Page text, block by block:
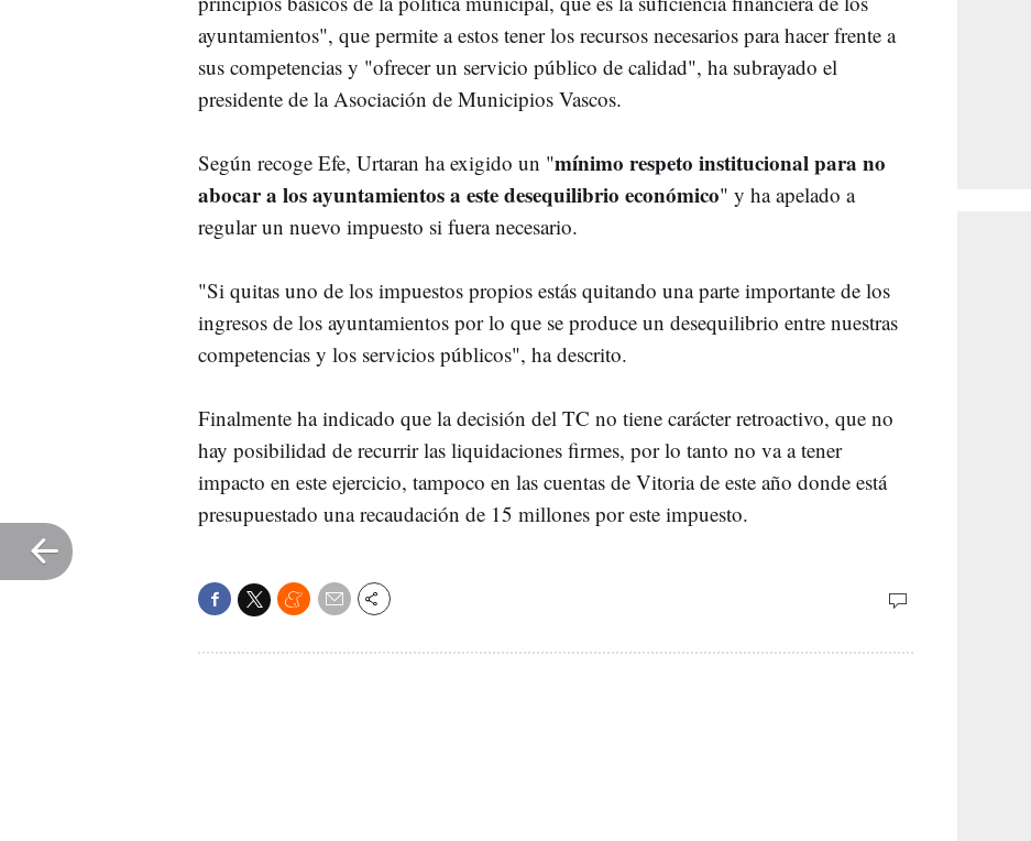
ayuntamientos", que permite a estos tener los recursos necesarios para hacer frente a
sus competencias y "ofrecer un servicio público de calidad", ha subrayado el
presidente de la Asociación de Municipios Vascos.
Según recoge Efe, Urtaran ha exigido un "mínimo respeto institucional para no
abocar a los ayuntamientos a este desequilibrio económico" y ha apelado a
regular un nuevo impuesto si fuera necesario.
"Si quitas uno de los impuestos propios estás quitando una parte importante de los
ingresos de los ayuntamientos por lo que se produce un desequilibrio entre nuestras
competencias y los servicios públicos", ha descrito.
Finalmente ha indicado que la decisión del TC no tiene carácter retroactivo, que no
hay posibilidad de recurrir las liquidaciones firmes, por lo tanto no va a tener
impacto en este ejercicio, tampoco en las cuentas de Vitoria de este año donde está
presupuestado una recaudación de 15 millones por este impuesto.